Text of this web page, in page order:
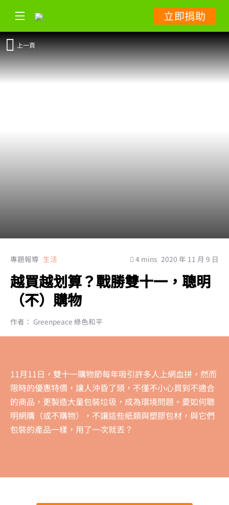
立即捐助
上一頁
專題報導 生活 4 mins 2020 年 11 月 9 日
越買越划算？戰勝雙十一，聰明
（不）購物
作者： Greenpeace 綠色和平
11月11日，雙十一購物節每年吸引許多人上網血拼，然而
限時的優惠特價，讓人沖昏了頭，不僅不小心買到不適合
的商品，更製造大量包裝垃圾，成為環境問題。要如何聰
明網購（或不購物），不讓這些紙類與塑膠包材，與它們
包裝的產品一樣，用了一次就丟？